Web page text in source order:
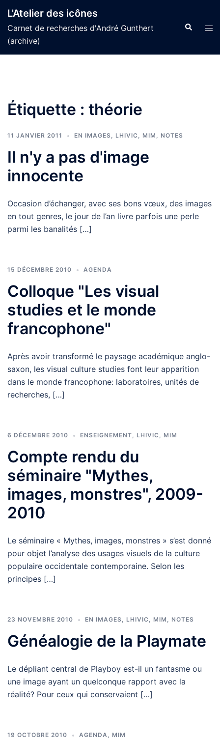
au
contenu
L'Atelier des icônes
Carnet de recherches d'André Gunthert
(archive)
Étiquette : théorie
11 JANVIER 2011 EN IMAGES, LHIVIC , MIM , NOTES
Il n'y a pas d'image
innocente
Occasion d’échanger, avec ses bons vœux, des images
en tout genres, le jour de l’an livre parfois une perle
parmi les banalités […]
15 DÉCEMBRE 2010 AGENDA
Colloque "Les visual
studies et le monde
francophone"
Après avoir transformé le paysage académique anglo-
saxon, les visual culture studies font leur apparition
dans le monde francophone: laboratoires, unités de
recherches, […]
6 DÉCEMBRE 2010 ENSEIGNEMENT, LHIVIC , MIM
Compte rendu du
séminaire "Mythes,
images, monstres", 2009-
2010
Le séminaire « Mythes, images, monstres » s’est donné
pour objet l’analyse des usages visuels de la culture
populaire occidentale contemporaine. Selon les
principes […]
23 NOVEMBRE 2010 EN IMAGES, LHIVIC , MIM , NOTES
Généalogie de la Playmate
Le dépliant central de Playboy est-il un fantasme ou
une image ayant un quelconque rapport avec la
réalité? Pour ceux qui conservaient […]
19 OCTOBRE 2010 AGENDA, MIM